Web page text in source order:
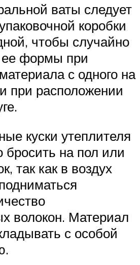
ваты следует
коробки
чтобы случайно
ее формы при
с одного на
при расположении
куски утеплителя
бросить на пол или
так как в воздух
волокон. Материал
с особой